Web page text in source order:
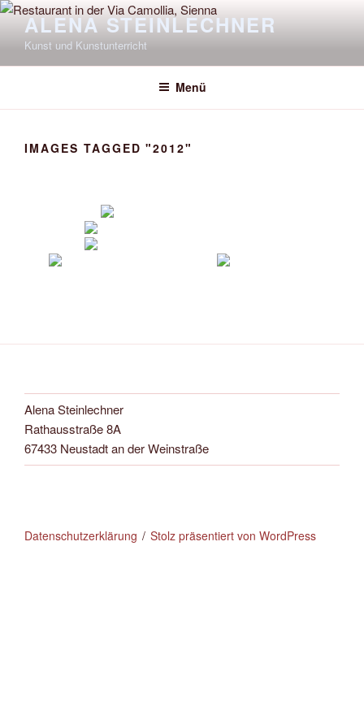
Zum
Inhalt
springen
ALENA STEINLECHNER
Kunst und Kunstunterricht
Menü
IMAGES TAGGED "2012"
Alena Steinlechner
Rathausstraße 8A
67433 Neustadt an der Weinstraße
Datenschutzerklärung Stolz präsentiert von WordPress